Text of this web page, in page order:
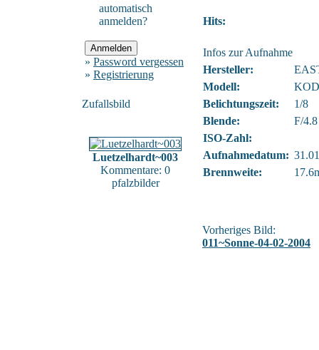
automatisch
anmelden?
» Password vergessen
» Registrierung
Zufallsbild
Luetzelhardt~003
Kommentare: 0
pfalzbilder
Hits:
Infos zur Aufnahme
Hersteller:
Modell:
Belichtungszeit:
1/8
Blende:
F/4.8
ISO-Zahl:
Aufnahmedatum:
Brennweite:
Vorheriges Bild:
011~Sonne-04-02-2004